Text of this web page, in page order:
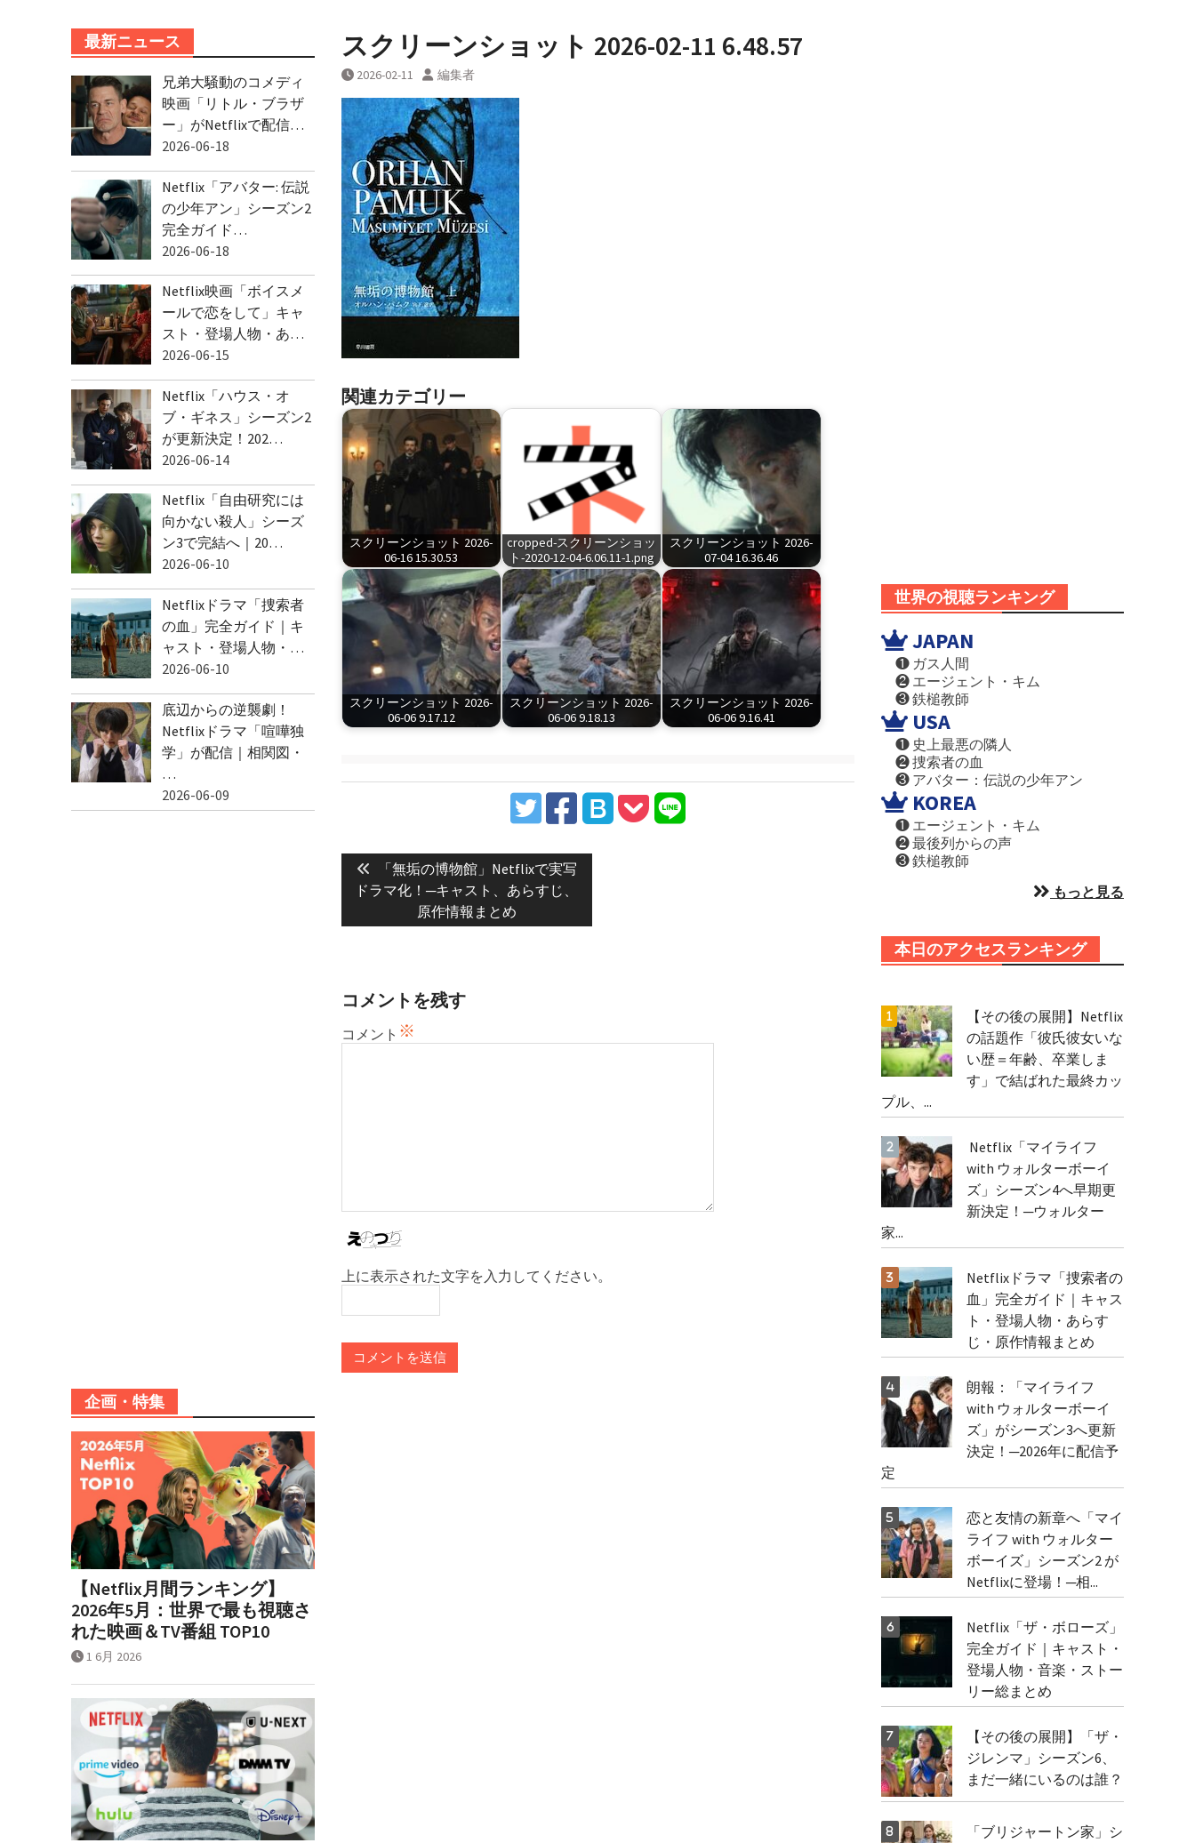
スクリーンショット 2026-02-11 6.48.57
2026-02-11 編集者
関連カテゴリー
スクリーンショット 2026-
06-16 15.30.53
cropped-スクリーンショッ
ト-2020-12-04-6.06.11-1.png
スクリーンショット 2026-
07-04 16.36.46
スクリーンショット 2026-
06-06 9.17.12
スクリーンショット 2026-
06-06 9.18.13
スクリーンショット 2026-
06-06 9.16.41
投
稿
ナ
ビ
シ
ン
Previous
post:
「無垢の博物館」Netflixで実写
ドラマ化！─キャスト、あらすじ、
原作情報まとめ
コメントを残す
コメント ※
上に表示された文字を入力してください。
世界の視聴ランキング
JAPAN
❶ ガス人間
❷ エージェント・キム
❸ 鉄槌教師
USA
❶ 史上最悪の隣人
❷ 捜索者の血
❸ アバター：伝説の少年アン
KOREA
❶ エージェント・キム
❷ 最後列からの声
❸ 鉄槌教師
もっと見る
本日のアクセスランキング
【その後の展開】Netflix
の話題作「彼氏彼女いな
い歴＝年齢、卒業しま
す」で結ばれた最終カッ
プル、...
Netflix「マイライフ
with ウォルターボーイ
ズ」シーズン4へ早期更
新決定！─ウォルター
家...
Netflixドラマ「捜索者の
血」完全ガイド｜キャス
ト・登場人物・あらす
じ・原作情報まとめ
朗報：「マイライフ
with ウォルターボーイ
ズ」がシーズン3へ更新
決定！─2026年に配信予
定
恋と友情の新章へ「マイ
ライフ with ウォルター
ボーイズ」シーズン2 が
Netflixに登場！─相...
Netflix「ザ・ボローズ」
完全ガイド｜キャスト・
登場人物・音楽・ストー
リー総まとめ
【その後の展開】「ザ・
ジレンマ」シーズン6、
まだ一緒にいるのは誰？
「ブリジャートン家」シ
最新ニュース
兄弟大騒動のコメディ
映画「リトル・ブラザ
ー」がNetflixで配信…
2026-06-18
Netflix「アバター: 伝説
の少年アン」シーズン2
完全ガイド…
2026-06-18
Netflix映画「ボイスメ
ールで恋をして」キャ
スト・登場人物・あ…
2026-06-15
Netflix「ハウス・オ
ブ・ギネス」シーズン2
が更新決定！202…
2026-06-14
Netflix「自由研究には
向かない殺人」シーズ
ン3で完結へ｜20…
2026-06-10
Netflixドラマ「捜索者
の血」完全ガイド｜キ
ャスト・登場人物・…
2026-06-10
底辺からの逆襲劇！
Netflixドラマ「喧嘩独
学」が配信｜相関図・
…
2026-06-09
企画・特集
【Netflix月間ランキング】
2026年5月：世界で最も視聴さ
れた映画＆TV番組 TOP10
1 6月 2026